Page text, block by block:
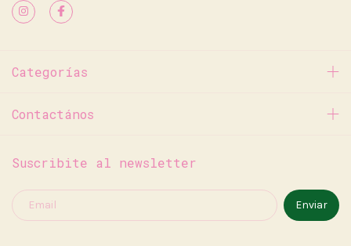
Categorías
Contactános
Suscribite al newsletter